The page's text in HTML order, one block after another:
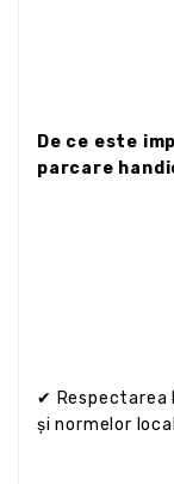
De ce este
parcare
✔ Respectarea
și normelor